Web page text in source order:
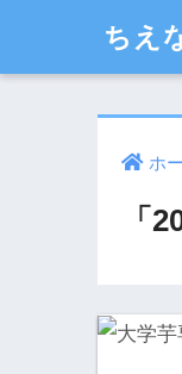
ちえ
ホ
「